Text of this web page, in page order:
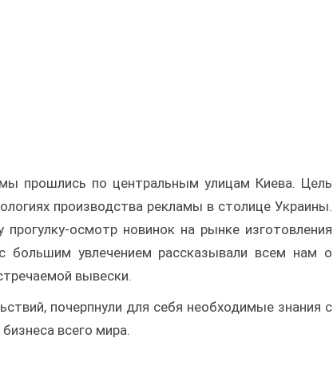
прошлись по центральным улицам Киева. Цель
производства рекламы в столице Украины.
осмотр новинок на рынке изготовления
большим увлечением рассказывали всем нам о
вывески.
почерпнули для себя необходимые знания с
всего мира.